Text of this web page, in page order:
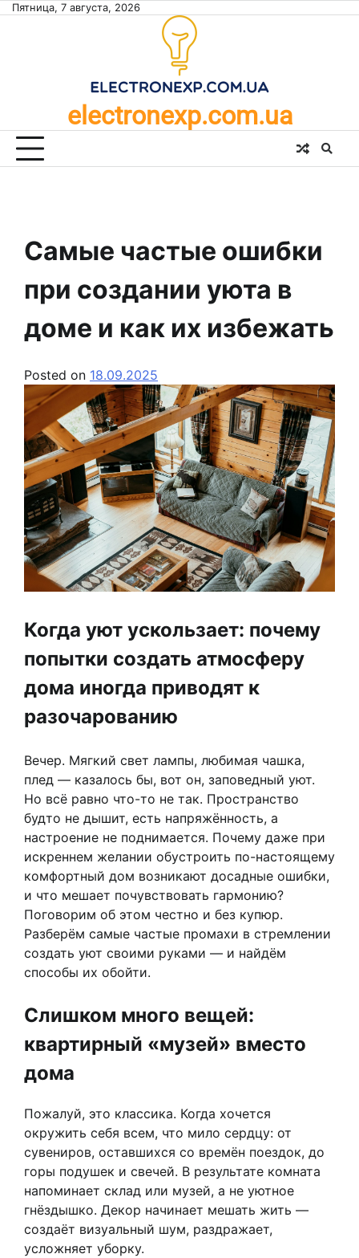
SkipПятница, 7 августа, 2026
electronexp.com.ua
Самые частые ошибки
при создании уюта в
доме и как их избежать
Posted on 18.09.2025
Когда уют ускользает: почему
попытки создать атмосферу
дома иногда приводят к
разочарованию
Вечер. Мягкий свет лампы, любимая чашка,
плед — казалось бы, вот он, заповедный уют.
Но всё равно что-то не так. Пространство
будто не дышит, есть напряжённость, а
настроение не поднимается. Почему даже при
искреннем желании обустроить по-настоящему
комфортный дом возникают досадные ошибки,
и что мешает почувствовать гармонию?
Поговорим об этом честно и без купюр.
Разберём самые частые промахи в стремлении
создать уют своими руками — и найдём
способы их обойти.
Слишком много вещей:
квартирный «музей» вместо
дома
Пожалуй, это классика. Когда хочется
окружить себя всем, что мило сердцу: от
сувениров, оставшихся со времён поездок, до
горы подушек и свечей. В результате комната
напоминает склад или музей, а не уютное
гнёздышко. Декор начинает мешать жить —
создаёт визуальный шум, раздражает,
усложняет уборку.